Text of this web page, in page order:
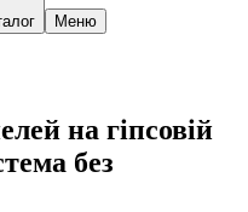
Меню
на гіпсовій
без